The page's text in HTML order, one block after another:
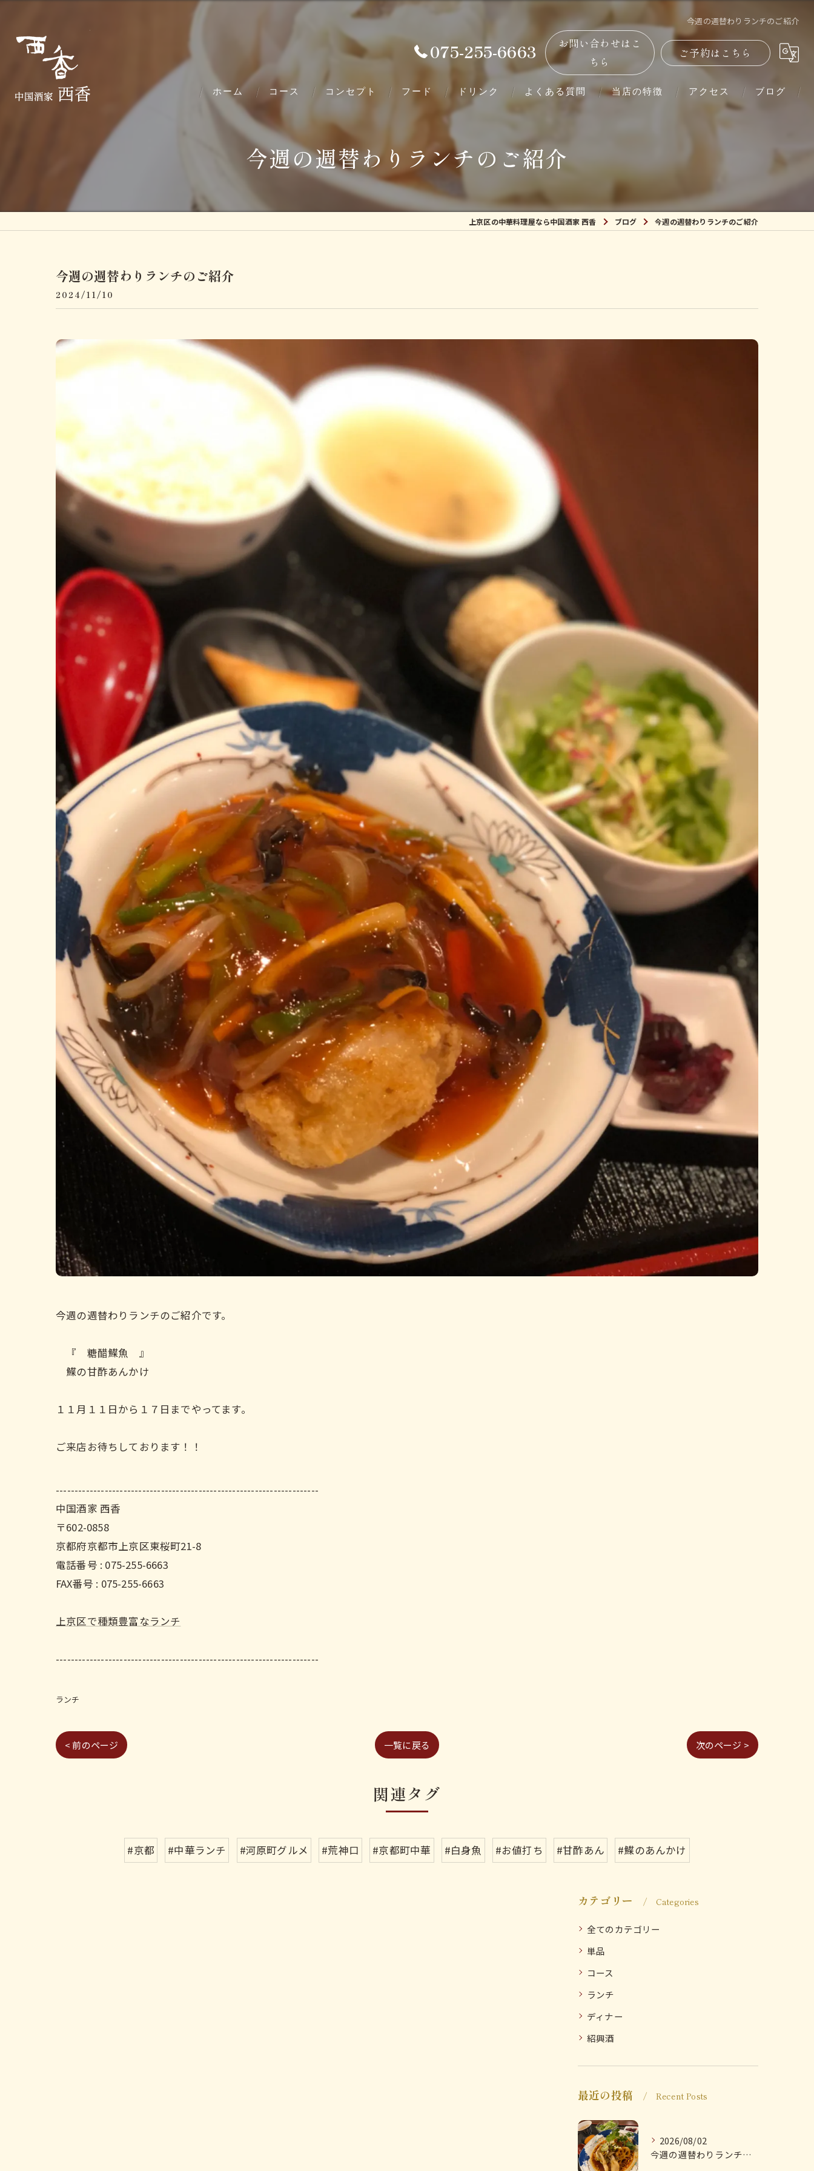
今週の週替わりランチのご紹介
075-255-6663
お問い合わせはこ
ちら
ご予約はこちら
ホーム コース コンセプト フード ドリンク よくある質問 当店の特徴
ディナー
アクセス ブログ
今週の週替わりランチのご紹介
上京区の中華料理屋なら中国酒家 西香 ブログ 今週の週替わりランチのご紹介
今週の週替わりランチのご紹介
2024/11/10
今週の週替わりランチのご紹介です。
『 糖醋鰈魚 』
鰈の甘酢あんかけ
１１月１１日から１７日までやってます。
ご来店お待ちしております！！
----------------------------------------------------------------------
中国酒家 西香
〒602-0858
京都府京都市上京区東桜町21-8
電話番号 : 075-255-6663
FAX番号 : 075-255-6663
上京区で種類豊富なランチ
----------------------------------------------------------------------
ランチ
< 前のページ 一覧に戻る 次のページ >
関連タグ
#京都 #中華ランチ #河原町グルメ #荒神口 #京都町中華 #白身魚 #お値打ち #甘酢あん #鰈のあんかけ
カテゴリー Categories
全てのカテゴリー
単品
コース
ランチ
ディナー
紹興酒
最近の投稿 Recent Posts
2026/08/02
今週の週替わりランチのご紹介です